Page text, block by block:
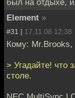
был на отдыхе,
Element »
#31 | 17.11.08 12:38
Кому: Mr.Brooks,
> Угадайте! что
столе.